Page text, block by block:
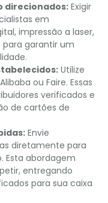
direcionados: Exigir
em
impressão a laser,
garantir um
Utilize
ou Faire. Essas
verificados e
de cartões de
Envie
diretamente para
Esta abordagem
entregando
para sua caixa